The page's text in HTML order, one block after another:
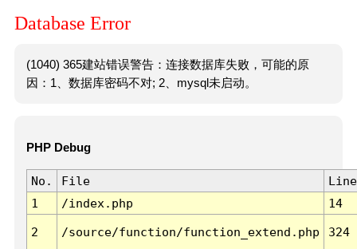
Database Error
(1040) 365建站错误警告：连接数据库失败，可能的原
因：1、数据库密码不对; 2、mysql未启动。
PHP Debug
No. File
Line
1
/index.php 14
2 /source/function/function_extend.php 324